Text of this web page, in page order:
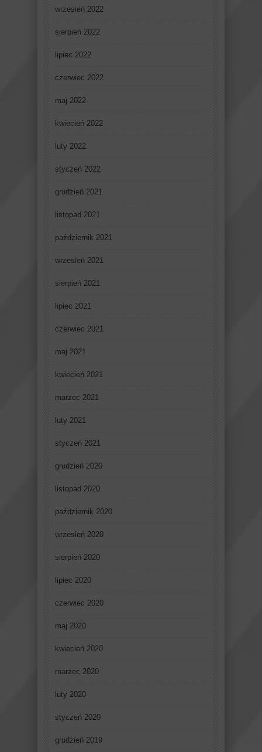
wrzesień 2022
sierpień 2022
lipiec 2022
czerwiec 2022
maj 2022
kwiecień 2022
luty 2022
styczeń 2022
grudzień 2021
listopad 2021
październik 2021
wrzesień 2021
sierpień 2021
lipiec 2021
czerwiec 2021
maj 2021
kwiecień 2021
marzec 2021
luty 2021
styczeń 2021
grudzień 2020
listopad 2020
październik 2020
wrzesień 2020
sierpień 2020
lipiec 2020
czerwiec 2020
maj 2020
kwiecień 2020
marzec 2020
luty 2020
styczeń 2020
grudzień 2019